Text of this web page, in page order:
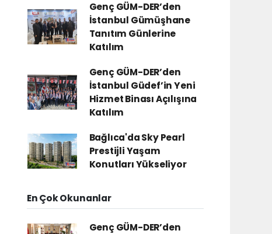
Genç GÜM-DER’den
İstanbul Gümüşhane
Tanıtım Günlerine
Katılım
Genç GÜM-DER’den
İstanbul Güdef’in Yeni
Hizmet Binası Açılışına
Katılım
Bağlıca'da Sky Pearl
Prestijli Yaşam
Konutları Yükseliyor
En Çok Okunanlar
Genç GÜM-DER’den